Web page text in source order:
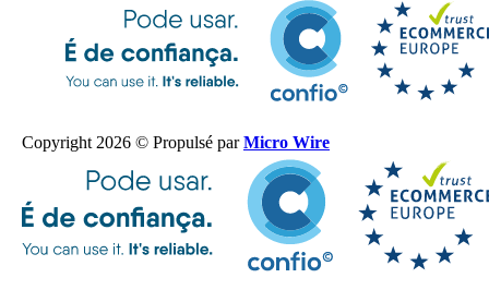
Copyright 2026 © Propulsé parMicro Wire